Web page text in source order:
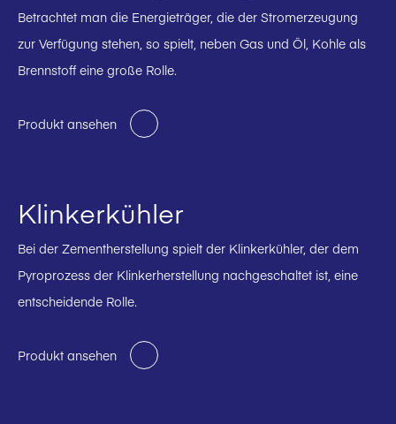
Betrachtet man die Energieträger, die der Stromerzeugung
zur Verfügung stehen, so spielt, neben Gas und Öl, Kohle als
Brennstoff eine große Rolle.
Produkt ansehen
Klinkerkühler
Bei der Zementherstellung spielt der Klinkerkühler, der dem
Pyroprozess der Klinkerherstellung nachgeschaltet ist, eine
entscheidende Rolle.
Produkt ansehen